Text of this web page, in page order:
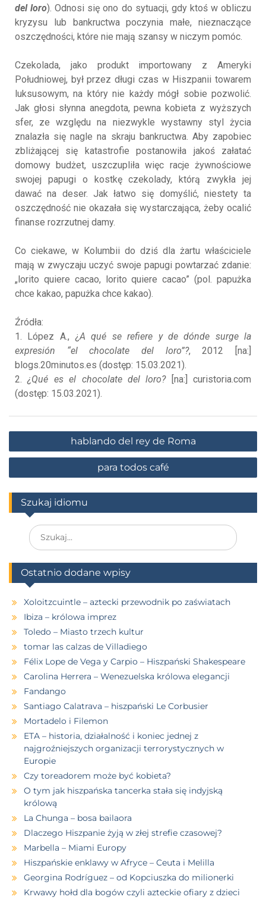
del loro). Odnosi się ono do sytuacji, gdy ktoś w obliczu
kryzysu lub bankructwa poczynia małe, nieznaczące
oszczędności, które nie mają szansy w niczym pomóc.
Czekolada, jako produkt importowany z Ameryki
Południowej, był przez długi czas w Hiszpanii towarem
luksusowym, na który nie każdy mógł sobie pozwolić.
Jak głosi słynna anegdota, pewna kobieta z wyższych
sfer, ze względu na niezwykle wystawny styl życia
znalazła się nagle na skraju bankructwa. Aby zapobiec
zbliżającej się katastrofie postanowiła jakoś załatać
domowy budżet, uszczupliła więc racje żywnościowe
swojej papugi o kostkę czekolady, którą zwykła jej
dawać na deser. Jak łatwo się domyślić, niestety ta
oszczędność nie okazała się wystarczająca, żeby ocalić
finanse rozrzutnej damy.
Co ciekawe, w Kolumbii do dziś dla żartu właściciele
mają w zwyczaju uczyć swoje papugi powtarzać zdanie:
„lorito quiere cacao, lorito quiere cacao” (pol. papużka
chce kakao, papużka chce kakao).
Źródła:
1. López A., ¿A qué se refiere y de dónde surge la
expresión “el chocolate del loro”?, 2012 [na:]
blogs.20minutos.es (dostęp: 15.03.2021).
2.¿Qué es el chocolate del loro? [na:] curistoria.com
(dostęp: 15.03.2021).
hablando del rey de Roma
para todos café
Szukaj idiomu
Ostatnio dodane wpisy
Xoloitzcuintle – aztecki przewodnik po zaświatach
Ibiza – królowa imprez
Toledo – Miasto trzech kultur
tomar las calzas de Villadiego
Félix Lope de Vega y Carpio – Hiszpański Shakespeare
Carolina Herrera – Wenezuelska królowa elegancji
Fandango
Santiago Calatrava – hiszpański Le Corbusier
Mortadelo i Filemon
ETA – historia, działalność i koniec jednej z
najgroźniejszych organizacji terrorystycznych w
Europie
Czy toreadorem może być kobieta?
O tym jak hiszpańska tancerka stała się indyjską
królową
La Chunga – bosa bailaora
Dlaczego Hiszpanie żyją w złej strefie czasowej?
Marbella – Miami Europy
Hiszpańskie enklawy w Afryce – Ceuta i Melilla
Georgina Rodríguez – od Kopciuszka do milionerki
Krwawy hołd dla bogów czyli azteckie ofiary z dzieci